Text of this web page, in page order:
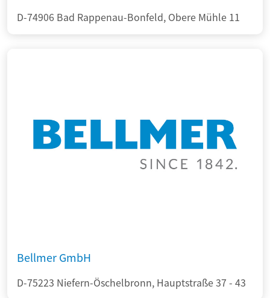
D-74906 Bad Rappenau-Bonfeld, Obere Mühle 11
Bellmer GmbH
D-75223 Niefern-Öschelbronn, Hauptstraße 37 - 43